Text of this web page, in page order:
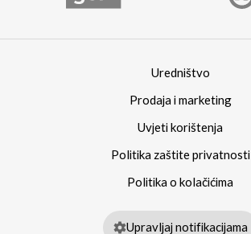
Uredništvo
Prodaja i marketing
Uvjeti korištenja
Politika zaštite privatnosti
Politika o kolačićima
Upravljaj notifikacijama